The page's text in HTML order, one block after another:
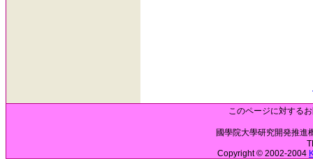
このページに対する
國學院大學研究開発推
Copyright © 2002-2004